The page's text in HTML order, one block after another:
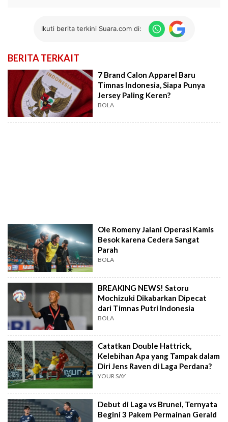
Ikuti berita terkini Suara.com di:
BERITA TERKAIT
7 Brand Calon Apparel Baru
Timnas Indonesia, Siapa Punya
Jersey Paling Keren?
BOLA
Ole Romeny Jalani Operasi Kamis
Besok karena Cedera Sangat
Parah
BOLA
BREAKING NEWS! Satoru
Mochizuki Dikabarkan Dipecat
dari Timnas Putri Indonesia
BOLA
Catatkan Double Hattrick,
Kelebihan Apa yang Tampak dalam
Diri Jens Raven di Laga Perdana?
YOUR SAY
Debut di Laga vs Brunei, Ternyata
Begini 3 Pakem Permainan Gerald